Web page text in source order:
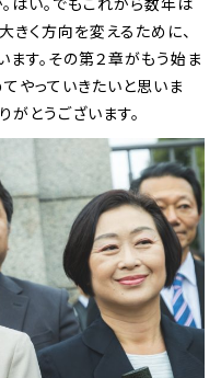
く方向を変えるために、
す。その第２章がもう始ま
やっていきたいと思いま
がとうございます。